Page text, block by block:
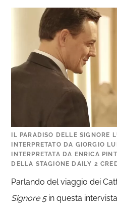
IL PARADISO DELLE SIGNORE
INTERPRETATO DA GIORGIO
INTERPRETATA DA ENRICA
DELLA STAGIONE DAILY 2
Parlando del viaggio dei
Signore 5in questa